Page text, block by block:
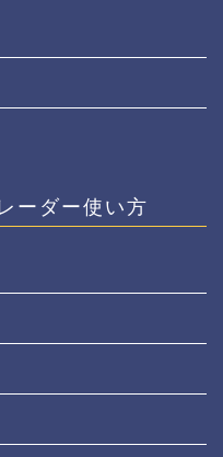
ーダー使い方